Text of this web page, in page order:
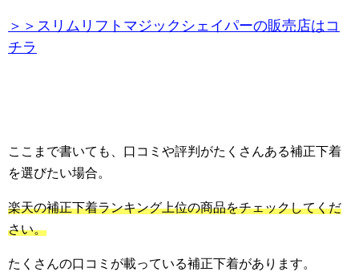
＞＞スリムリフトマジックシェイパーの販売店はコ
チラ
ここまで書いても、口コミや評判がたくさんある補正下着
を選びたい場合。
楽天の補正下着ランキング上位の商品をチェックしてくだ
さい。
たくさんの口コミが載っている補正下着があります。